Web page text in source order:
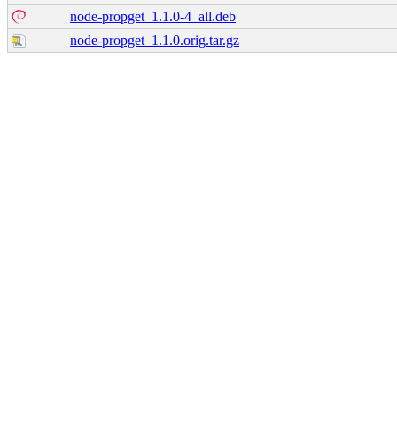
node-propget_1.1.0-4_all.deb
node-propget_1.1.0.orig.tar.gz